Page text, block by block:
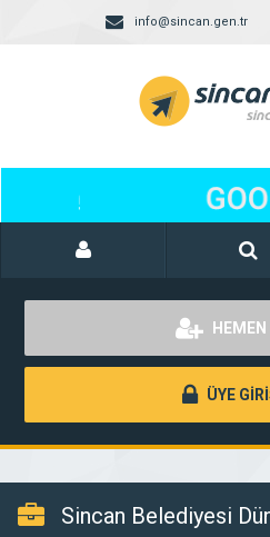
info@sincan.gen.tr
HEMEN
ÜYE
Sincan Belediyesi